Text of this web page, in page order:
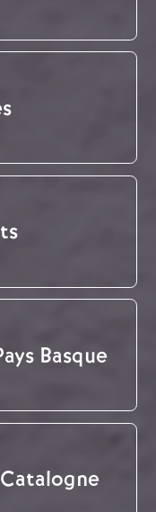
Basque